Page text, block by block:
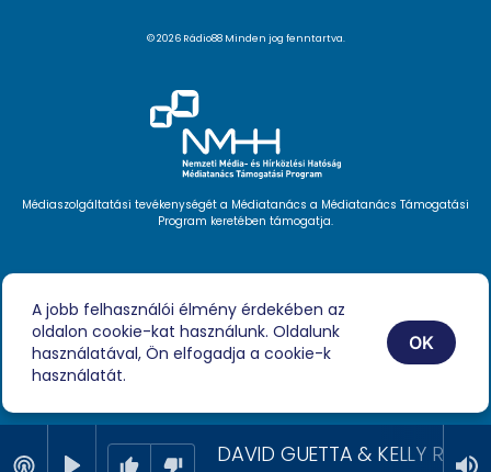
Videóink
Podcast
Híreink
Impresszum
© 2026 Rádio88 Minden jog fenntartva.
Médiaszolgáltatási tevékenységét a Médiatanács a Médiatanács Támogatási
Program keretében támogatja.
DAVID GUETTA & KELLY
A jobb felhasználói élmény érdekében az
oldalon cookie-kat használunk. Oldalunk
használatával, Ön elfogadja a cookie-k
használatát.
OK